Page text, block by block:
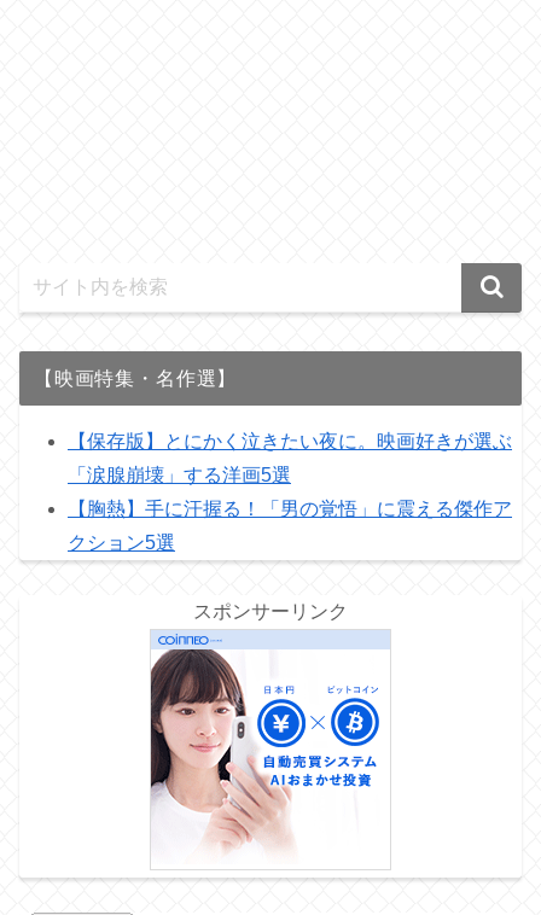
【映画特集・名作選】
【保存版】とにかく泣きたい夜に。映画好きが選ぶ
「涙腺崩壊」する洋画5選
【胸熱】手に汗握る！「男の覚悟」に震える傑作ア
クション5選
スポンサーリンク